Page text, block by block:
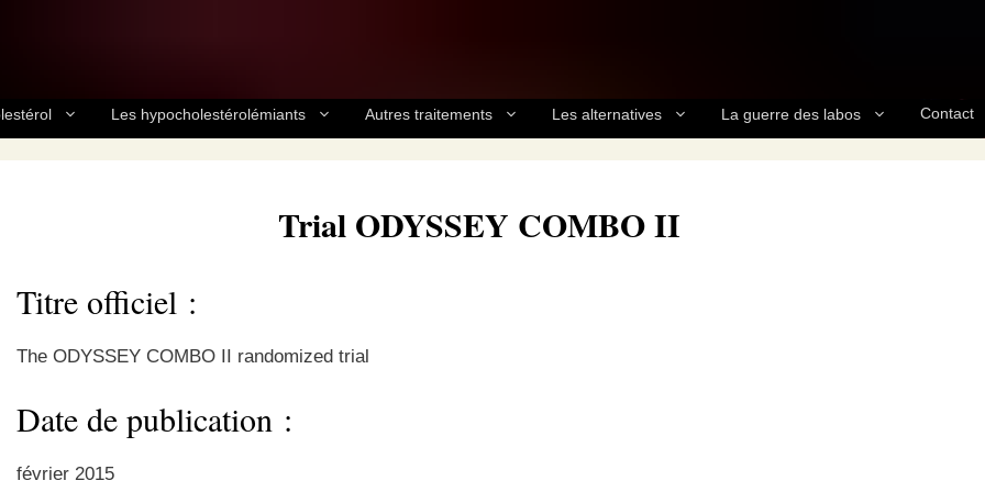
Les hypocholestérolémiants Autres traitements Les alternatives La guerre des labos Contact
Trial ODYSSEY COMBO II
Titre officiel :
The ODYSSEY COMBO II randomized trial
Date de publication :
février 2015